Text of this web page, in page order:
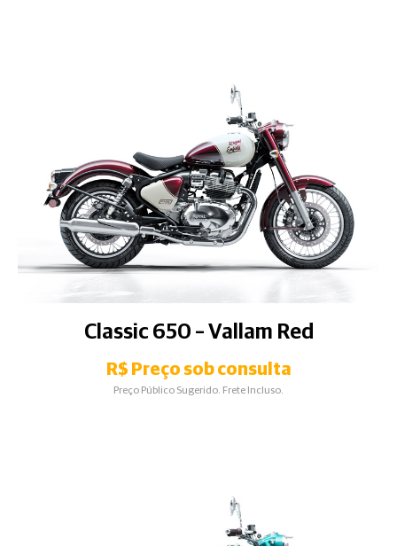
Classic 650 – Vallam Red
R$ Preço sob consulta
Preço Público Sugerido. Frete Incluso.